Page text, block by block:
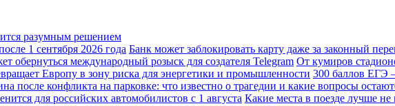
разумным решением
1 сентября 2026 года Банк может заблокировать карту даже за законный
обернуться международный розыск для создателя Telegram От кумиров
Европу в зону риска для энергетики и промышленности 300 баллов ЕГЭ
после конфликта на парковке: что известно о трагедии и какие вопросы
для российских автомобилистов с 1 августа Какие места в поезде лучше